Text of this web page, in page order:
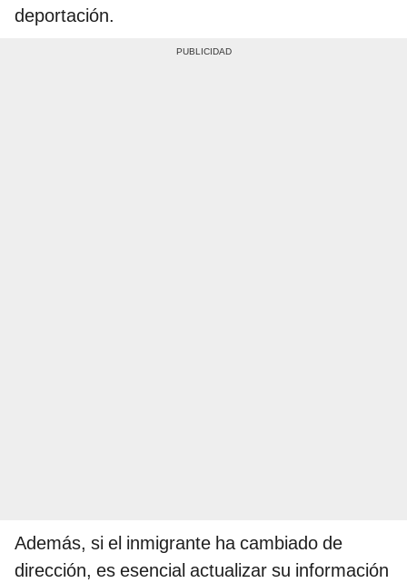
deportación.
Además, si el inmigrante ha cambiado de
dirección, es esencial actualizar su información